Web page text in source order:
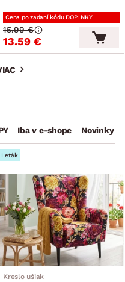
Cena po zadaní kódu DOPLNKY
13.59 €
15.99 €
Iba v e-shope Novinky
Leták
Kreslo ušiak